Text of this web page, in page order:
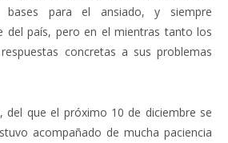
bases para el ansiado, y siempre
del país, pero en el mientras tanto los
concretas a sus problemas
del que el próximo 10 de diciembre se
acompañado de mucha paciencia